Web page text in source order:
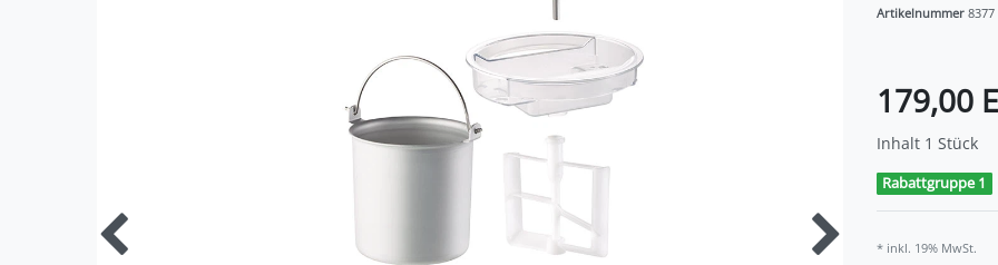
Artikelnummer 8377
179,00
Inhalt 1 Stück
Rabattgruppe 1
* inkl. 19% MwSt.